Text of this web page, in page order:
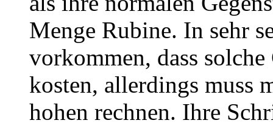
Menge Rubine. In sehr
vorkommen, dass
kosten, allerdings muss
hohen rechnen. Ihre